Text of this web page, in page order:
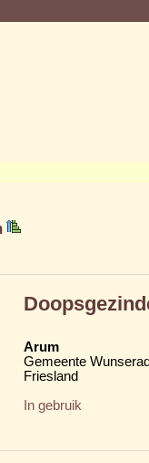
Arum
Gemeente
Friesland
In gebruik